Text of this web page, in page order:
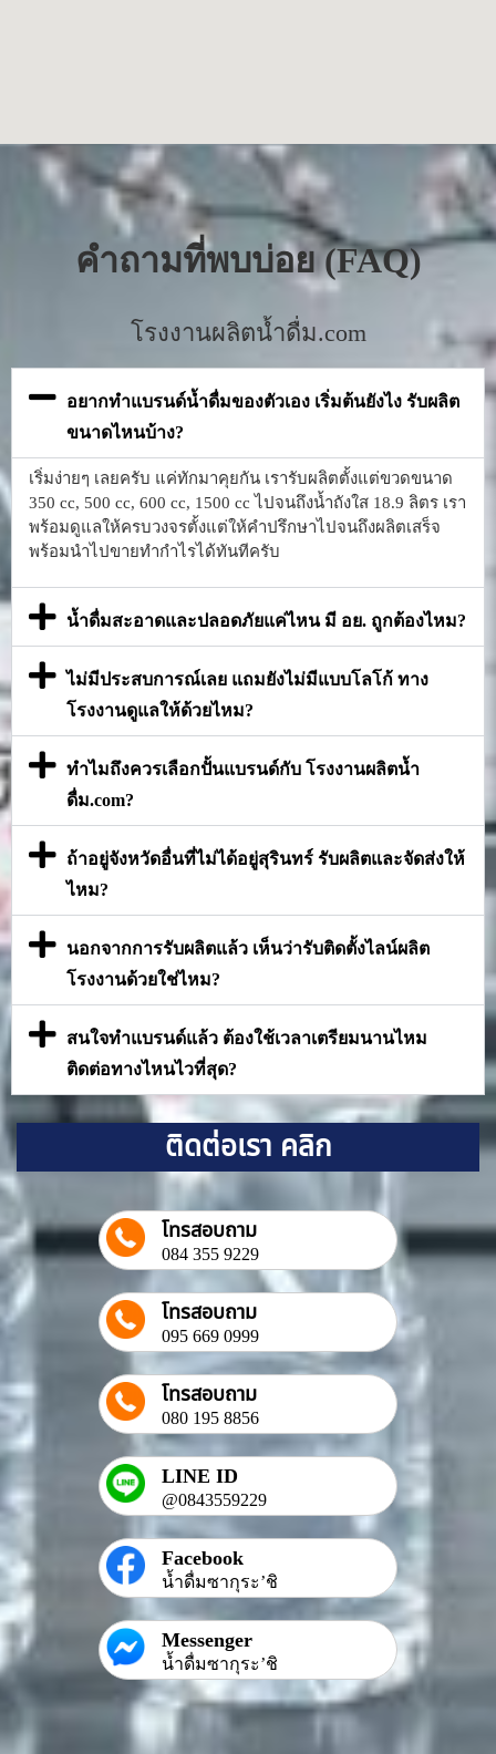
คำถามที่พบบ่อย (FAQ)
โรงงานผลิตน้ำดื่ม.com
อยากทำแบรนด์น้ำดื่มของตัวเอง เริ่มต้นยังไง รับผลิต
ขนาดไหนบ้าง?
เริ่มง่ายๆ เลยครับ แค่ทักมาคุยกัน เรารับผลิตตั้งแต่ขวดขนาด
350 cc, 500 cc, 600 cc, 1500 cc ไปจนถึงน้ำถังใส 18.9 ลิตร เรา
พร้อมดูแลให้ครบวงจรตั้งแต่ให้คำปรึกษาไปจนถึงผลิตเสร็จ
พร้อมนำไปขายทำกำไรได้ทันทีครับ
น้ำดื่มสะอาดและปลอดภัยแค่ไหน มี อย. ถูกต้องไหม?
ไม่มีประสบการณ์เลย แถมยังไม่มีแบบโลโก้ ทาง
โรงงานดูแลให้ด้วยไหม?
ทำไมถึงควรเลือกปั้นแบรนด์กับ โรงงานผลิตน้ำ
ดื่ม.com?
ถ้าอยู่จังหวัดอื่นที่ไม่ได้อยู่สุรินทร์ รับผลิตและจัดส่งให้
ไหม?
นอกจากการรับผลิตแล้ว เห็นว่ารับติดตั้งไลน์ผลิต
โรงงานด้วยใช่ไหม?
สนใจทำแบรนด์แล้ว ต้องใช้เวลาเตรียมนานไหม
ติดต่อทางไหนไวที่สุด?
ติดต่อเรา คลิก
โทรสอบถาม
084 355 9229
โทรสอบถาม
095 669 0999
โทรสอบถาม
080 195 8856
LINE ID
@0843559229
Facebook
น้ำดื่มซากุระ’ชิ
Messenger
น้ำดื่มซากุระ’ชิ